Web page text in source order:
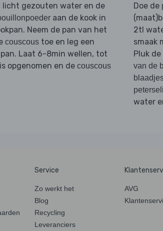
licht gezouten water en de
aan de kook in
Neem de pan van het
couscous toe en leg een
pan. Laat 6-8min wellen, tot
opgenomen en de couscous
Doe de
2tl
smaak
Pluk de
van de
water
Service
Zo werkt het
Blog
Recycling
Leveranciers
AVG